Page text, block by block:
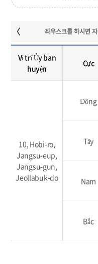
Vị trí Ủy ban
huyện
Cực
10, Hobi-ro,
Jangsu-eup,
Jangsu-gun,
Jeollabuk-do
Đông
Tây
Nam
Bắc